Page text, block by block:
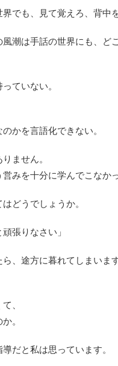
でも、見て覚えろ、背中
潮は手話の世界にも、ど
ていない。
かを言語化できない。
ません。
みを十分に学んでこなか
どうでしょうか。
張りなさい」
、途方に暮れてしまいます
、
。
だと私は思っています。